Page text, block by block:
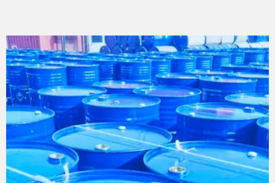
نقطة الوميض: 15 ° ج